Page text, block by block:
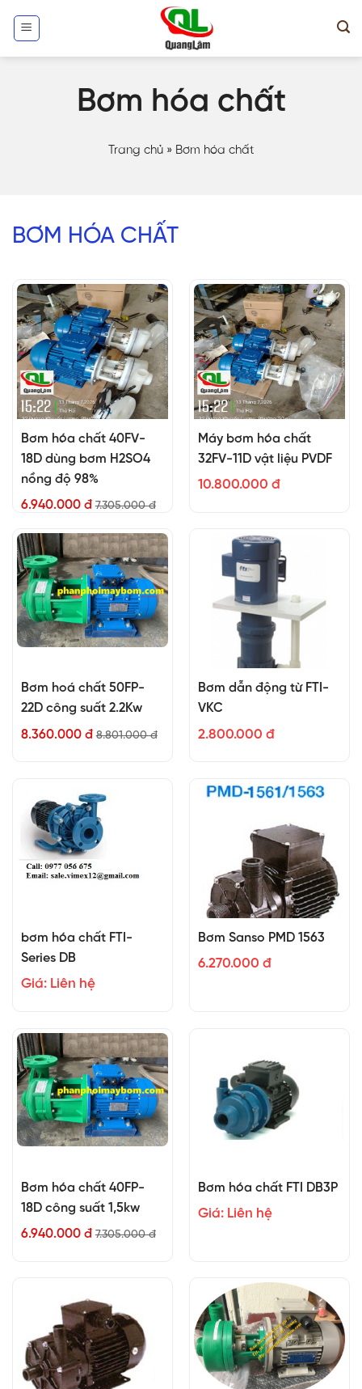
Bơm hóa chất
Trang chủ» Bơm hóa chất
BƠM HÓA CHẤT
Bơm hóa chất 40FV-
18D dùng bơm H2SO4
nồng độ 98%
6.940.000 đ7.305.000 đ
Máy bơm hóa chất
32FV-11D vật liệu PVDF
10.800.000 đ
Bơm hoá chất 50FP-
22D công suất 2.2Kw
8.360.000 đ8.801.000 đ
Bơm dẫn động từ FTI-
VKC
2.800.000 đ
bơm hóa chất FTI-
Series DB
Giá: Liên hệ
Bơm Sanso PMD 1563
6.270.000 đ
Bơm hóa chất 40FP-
18D công suất 1,5kw
6.940.000 đ7.305.000 đ
Bơm hóa chất FTI DB3P
Giá: Liên hệ